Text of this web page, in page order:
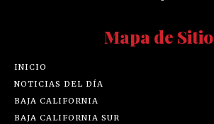
Mapa de Sitio
INICIO
NOTICIAS DEL DÍA
BAJA CALIFORNIA
BAJA CALIFORNIA SUR